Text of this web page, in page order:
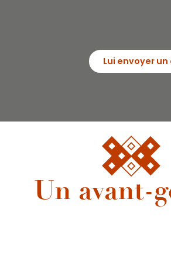
Lui envoyer
Un avant-